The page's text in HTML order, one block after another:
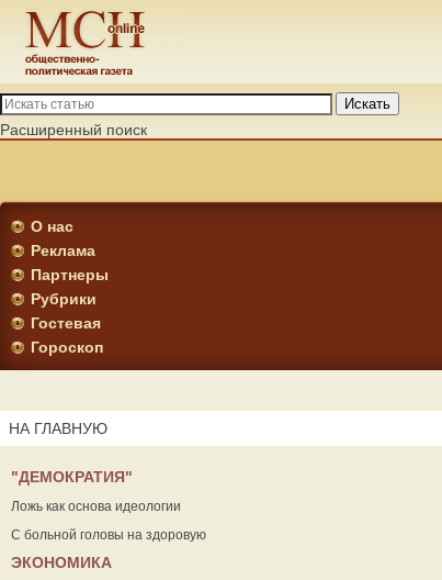
Искать
Расширенный поиск
О нас
Реклама
Партнеры
Рубрики
Гостевая
Гороскоп
НА ГЛАВНУЮ
"ДЕМОКРАТИЯ"
Ложь как основа идеологии
С больной головы на здоровую
ЭКОНОМИКА